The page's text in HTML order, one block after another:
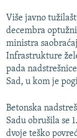
Više javno
decembra
ministra
Infrastrukture
pada
Sad, u kom je
Betonska
Sadu obrušila se
dvoje teško